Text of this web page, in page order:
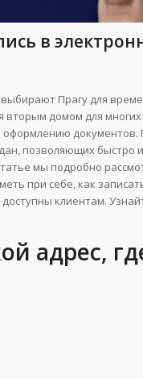
в
Прагу для
вторым домом для
позволяющих быстро
мы подробно
при себе, как
клиентам.
адрес,